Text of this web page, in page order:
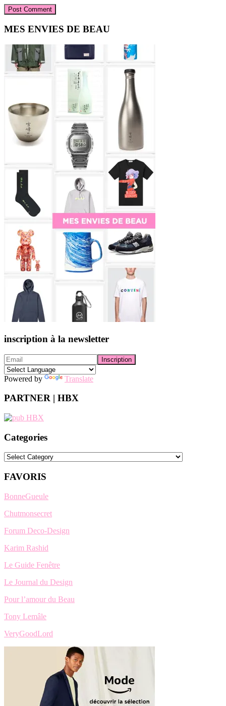
Primary
Sidebar
MES ENVIES DE BEAU
inscription à la newsletter
Powered by Translate
PARTNER | HBX
Categories
Categories
FAVORIS
BonneGueule
Chutmonsecret
Forum Deco-Design
Karim Rashid
Le Guide Fenêtre
Le Journal du Design
Pour l’amour du Beau
Tony Lemâle
VeryGoodLord